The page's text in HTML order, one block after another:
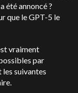
été annoncé ?
que le GPT-5 le
vraiment
par
suivantes